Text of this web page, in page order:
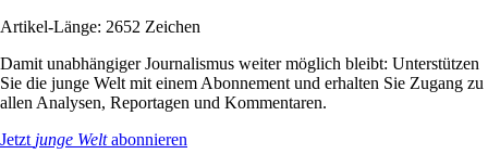
Artikel-Länge: 2652 Zeichen
Damit unabhängiger Journalismus weiter möglich bleibt: Unterstützen
Sie die junge Welt mit einem Abonnement und erhalten Sie Zugang zu
allen Analysen, Reportagen und Kommentaren.
Jetzt junge Weltabonnieren